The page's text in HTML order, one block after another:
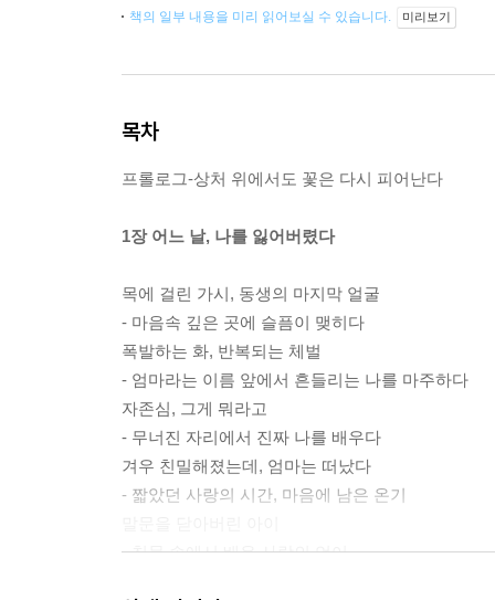
책의 일부 내용을 미리 읽어보실 수 있습니다. 미리보기
목차
프롤로그-상처 위에서도 꽃은 다시 피어난다
1장 어느 날, 나를 잃어버렸다
목에 걸린 가시, 동생의 마지막 얼굴
- 마음속 깊은 곳에 슬픔이 맺히다
폭발하는 화, 반복되는 체벌
- 엄마라는 이름 앞에서 흔들리는 나를 마주하다
자존심, 그게 뭐라고
- 무너진 자리에서 진짜 나를 배우다
겨우 친밀해졌는데, 엄마는 떠났다
- 짧았던 사랑의 시간, 마음에 남은 온기
- 침묵 속에서 배운 사랑의 언어